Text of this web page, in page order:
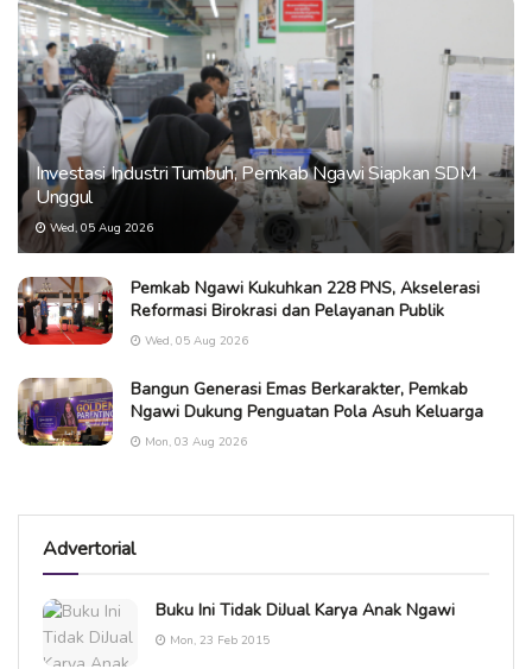
Investasi Industri Tumbuh, Pemkab Ngawi Siapkan SDM
Unggul
Wed, 05 Aug 2026
Pemkab Ngawi Kukuhkan 228 PNS, Akselerasi
Reformasi Birokrasi dan Pelayanan Publik
Wed, 05 Aug 2026
Bangun Generasi Emas Berkarakter, Pemkab
Ngawi Dukung Penguatan Pola Asuh Keluarga
Mon, 03 Aug 2026
Advertorial
Buku Ini Tidak DiJual Karya Anak Ngawi
Mon, 23 Feb 2015